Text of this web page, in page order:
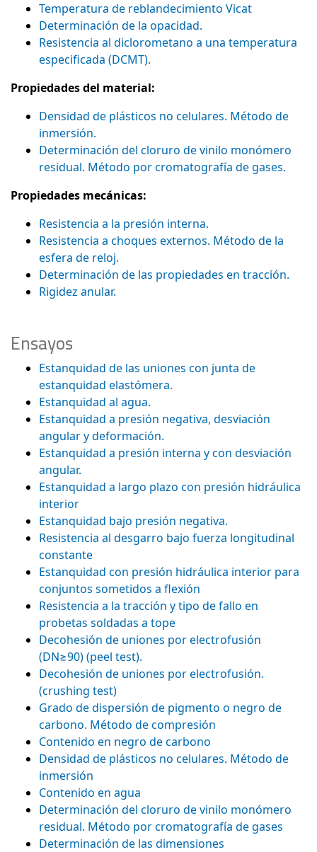
Temperatura de reblandecimiento Vicat
Determinación de la opacidad.
Resistencia al diclorometano a una temperatura
especificada (DCMT).
Propiedades del material:
Densidad de plásticos no celulares. Método de
inmersión.
Determinación del cloruro de vinilo monómero
residual. Método por cromatografía de gases.
Propiedades mecánicas:
Resistencia a la presión interna.
Resistencia a choques externos. Método de la
esfera de reloj.
Determinación de las propiedades en tracción.
Rigidez anular.
Ensayos
Estanquidad de las uniones con junta de
estanquidad elastómera.
Estanquidad al agua.
Estanquidad a presión negativa, desviación
angular y deformación.
Estanquidad a presión interna y con desviación
angular.
Estanquidad a largo plazo con presión hidráulica
interior
Estanquidad bajo presión negativa.
Resistencia al desgarro bajo fuerza longitudinal
constante
Estanquidad con presión hidráulica interior para
conjuntos sometidos a flexión
Resistencia a la tracción y tipo de fallo en
probetas soldadas a tope
Decohesión de uniones por electrofusión
(DN≥90) (peel test).
Decohesión de uniones por electrofusión.
(crushing test)
Grado de dispersión de pigmento o negro de
carbono. Método de compresión
Contenido en negro de carbono
Densidad de plásticos no celulares. Método de
inmersión
Contenido en agua
Determinación del cloruro de vinilo monómero
residual. Método por cromatografía de gases
Determinación de las dimensiones